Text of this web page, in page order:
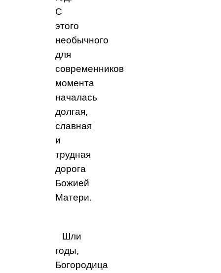
С
этого
необычного
для
современников
момента
началась
долгая,
славная
и
трудная
дорога
Божией
Матери.
Шли
годы,
Богородица